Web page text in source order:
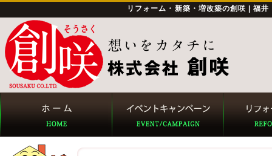
リフォーム・新築・増改築の創咲 | 福